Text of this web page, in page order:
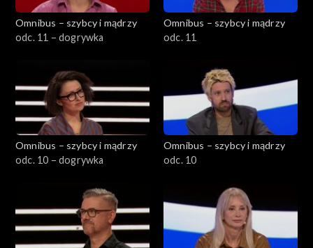
Omnibus – szybcy i mądrzy
odc. 11 – dogrywka
Omnibus – szybcy i mądrzy
odc. 11
Omnibus – szybcy i mądrzy
odc. 10 – dogrywka
Omnibus – szybcy i mądrzy
odc. 10